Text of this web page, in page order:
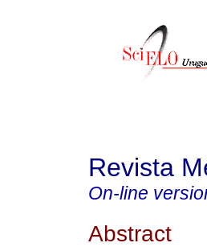
Revista
On-line
Abstract